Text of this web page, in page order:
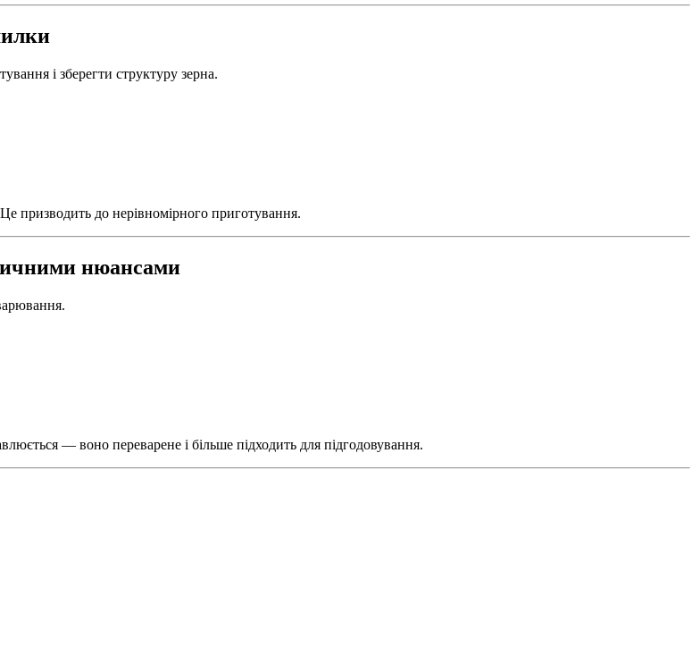
і зберегти структуру зерна.
призводить до нерівномірного приготування.
нюансами
— воно переварене і більше підходить для підгодовування.